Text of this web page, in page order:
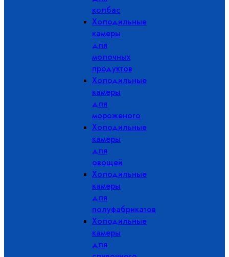
колбас
Холодильные
камеры
для
молочных
продуктов
Холодильные
камеры
для
мороженого
Холодильные
камеры
для
овощей
Холодильные
камеры
для
полуфабрикатов
Холодильные
камеры
для